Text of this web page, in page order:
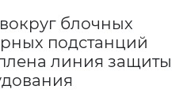
блочных
подстанций
линия защиты